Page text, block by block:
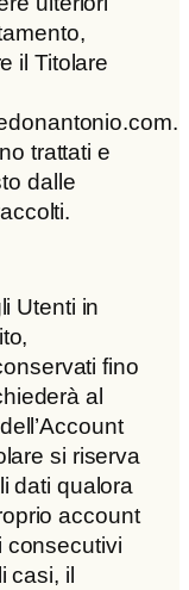
il Titolare
trattati e
dalle
Utenti in
fino
al
si riserva
dati qualora
account
consecutivi
casi, il